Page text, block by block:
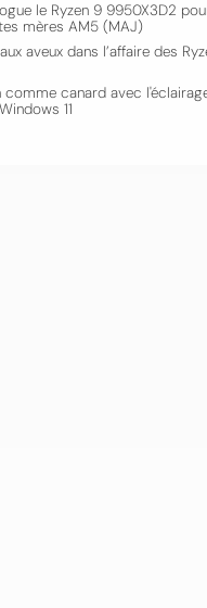
le Ryzen 9 9950X3D2
mères AM5 (MAJ)
aveux dans l’affaire des
comme canard avec
11